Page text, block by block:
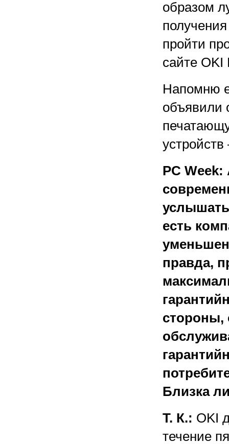
образом
пройти
сайте
Напомню
объявили
PC
есть
правда,
стороны,
Близка
Т. К.: OKI
течение